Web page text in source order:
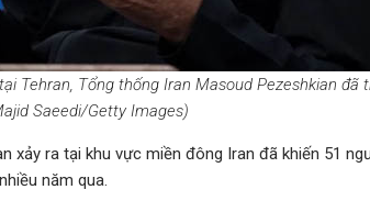
Tehran, Tổng thống Iran Masoud Pezeshkian
Saeedi/Getty Images)
xảy ra tại khu vực miền đông Iran đã khiến 51
năm qua.